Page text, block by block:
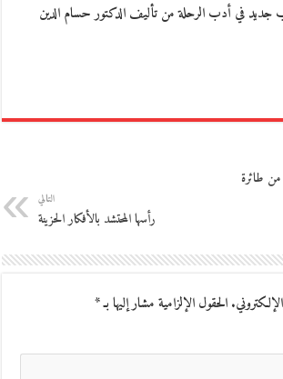
في أدب الرحلة من تأليف الدكتور حسام الدين
من طائرة
التالي
رأسها المحتشد بالأفكار الحزينة
الحقول الإلزامية مشار إليها بـ*